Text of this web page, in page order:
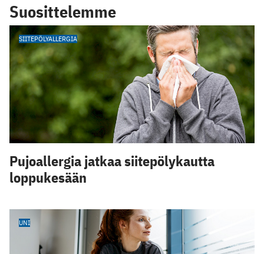
Suosittelemme
SIITEPÖLYALLERGIA
Pujoallergia jatkaa siitepölykautta
loppukesään
UNI